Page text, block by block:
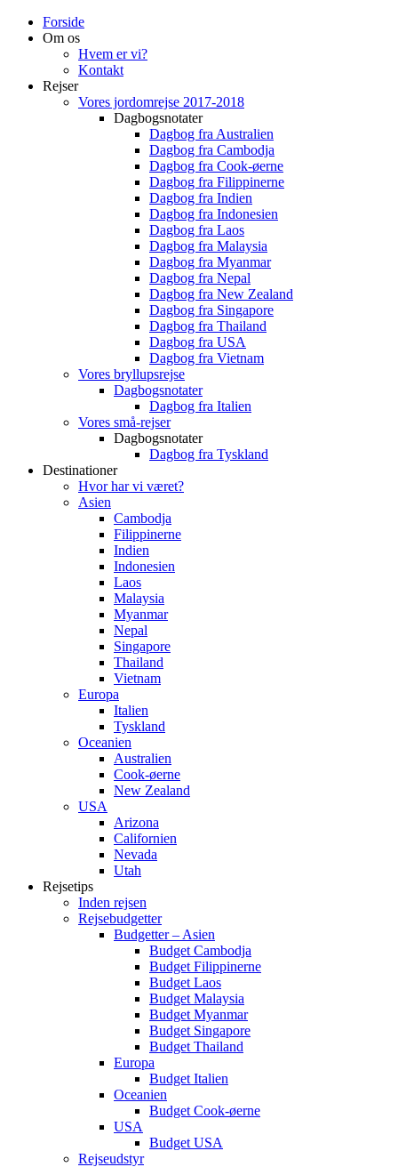
Forside
Om os
Hvem er vi?
Kontakt
Rejser
Vores jordomrejse 2017-2018
Dagbogsnotater
Dagbog fra Australien
Dagbog fra Cambodja
Dagbog fra Cook-øerne
Dagbog fra Filippinerne
Dagbog fra Indien
Dagbog fra Indonesien
Dagbog fra Laos
Dagbog fra Malaysia
Dagbog fra Myanmar
Dagbog fra Nepal
Dagbog fra New Zealand
Dagbog fra Singapore
Dagbog fra Thailand
Dagbog fra USA
Dagbog fra Vietnam
Vores bryllupsrejse
Dagbogsnotater
Dagbog fra Italien
Vores små-rejser
Dagbogsnotater
Dagbog fra Tyskland
Destinationer
Hvor har vi været?
Asien
Cambodja
Filippinerne
Indien
Indonesien
Laos
Malaysia
Myanmar
Nepal
Singapore
Thailand
Vietnam
Europa
Italien
Tyskland
Oceanien
Australien
Cook-øerne
New Zealand
USA
Arizona
Californien
Nevada
Utah
Rejsetips
Inden rejsen
Rejsebudgetter
Budgetter – Asien
Budget Cambodja
Budget Filippinerne
Budget Laos
Budget Malaysia
Budget Myanmar
Budget Singapore
Budget Thailand
Europa
Budget Italien
Oceanien
Budget Cook-øerne
USA
Budget USA
Rejseudstyr